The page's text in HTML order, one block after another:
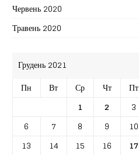
Червень 2020
Травень 2020
Грудень 2021
Пн
Вт Ср Чт Пт
1
2 3
6
7 8 9 10
13
14 15 16 17